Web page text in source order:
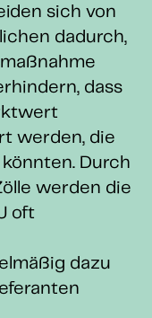
sich von
dadurch,
dass
werden, die
Durch
werden die
oft
dazu